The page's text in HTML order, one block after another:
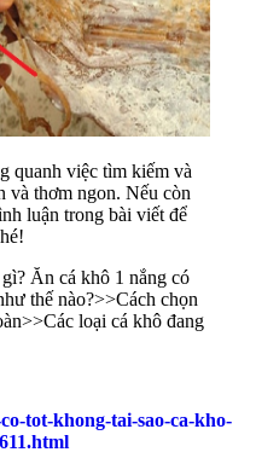
quanh việc tìm kiếm và
và thơm ngon. Nếu còn
luận trong bài viết để
Ăn cá khô 1 nắng có
thế nào?>>Cách chọn
>>Các loại cá khô đang
tot-khong-tai-sao-ca-kho-